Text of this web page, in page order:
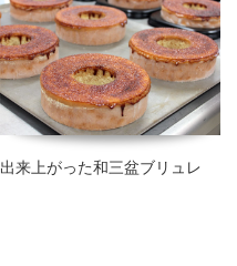
出来上がった和三盆ブリュレ